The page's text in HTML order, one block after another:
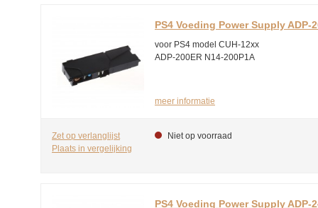
PS4 Voeding Power Supply ADP-
voor PS4 model CUH-12xx
ADP-200ER N14-200P1A
meer informatie
Zet op verlanglijst
Plaats in vergelijking
Niet op voorraad
PS4 Voeding Power Supply ADP-